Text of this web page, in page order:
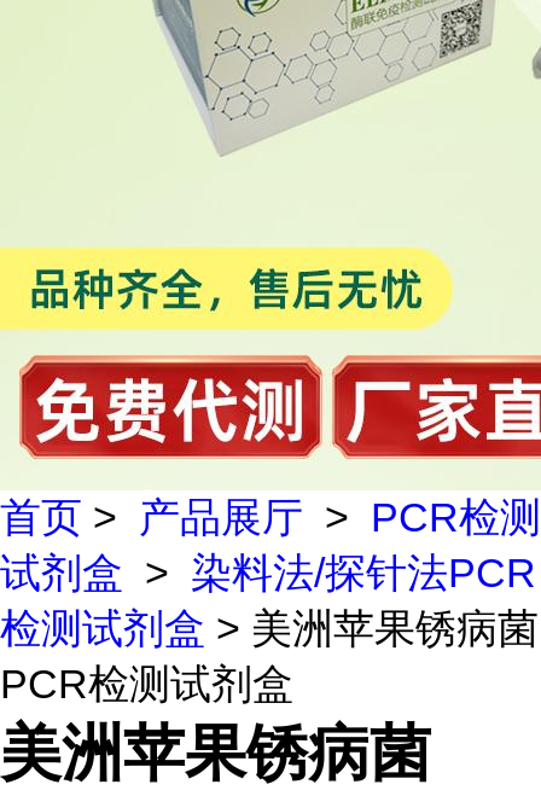
首页 > 产品展厅 > PCR检测
试剂盒 > 染料法/探针法PCR
检测试剂盒 > 美洲苹果锈病菌
PCR检测试剂盒
美洲苹果锈病菌